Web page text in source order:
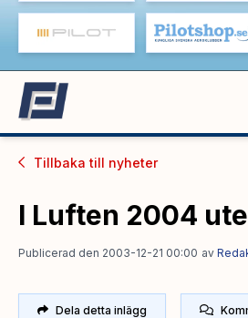
Tillbaka till nyheter
I Luften 2004
Publicerad den 2003-12-21 00:00 av
Dela detta inlägg